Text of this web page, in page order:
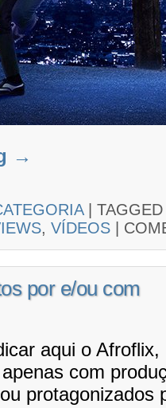
→
, VÍDEOS
por e/ou com
aqui o
com
protagonizados